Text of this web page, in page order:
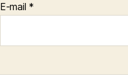
E-mail *